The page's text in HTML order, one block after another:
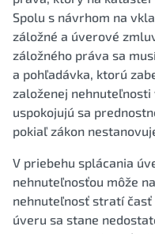
Spolu s návrhom na
záložné a úverové
záložného práva sa
a pohľadávka, ktorú
založenej
uspokojujú sa
pokiaľ zákon
V priebehu splácania
nehnuteľnosťou môže
nehnuteľnosť stratí časť
úveru sa stane